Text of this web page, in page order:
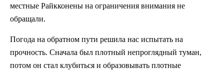
местные Райкконены на ограничения внимания не
обращали.
Погода на обратном пути решила нас испытать на
прочность. Сначала был плотный непроглядный туман,
потом он стал клубиться и образовывать плотные